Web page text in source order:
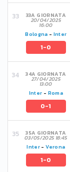
33A GIORNATA
20/04/2025
16:00
Bologna - Inter
1-0
34A GIORNATA
27/04/2025
13:00
Inter - Roma
0-1
35A GIORNATA
03/05/2025 18:45
Inter -Verona
1-0